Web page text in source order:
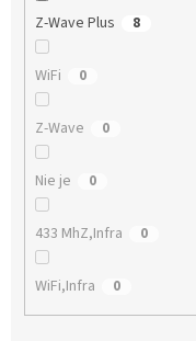
Z-Wave Plus 8
WiFi 0
Z-Wave 0
Nie je 0
433 MhZ,Infra 0
WiFi,Infra 0